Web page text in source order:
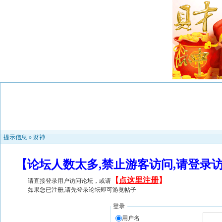
提示信息 » 财神
【论坛人数太多,禁止游客访问,请登
请直接登录用户访问论坛，或请 【 点这里注册】
如果您已注册,请先登录论坛即可游览帖子
登录
用户名